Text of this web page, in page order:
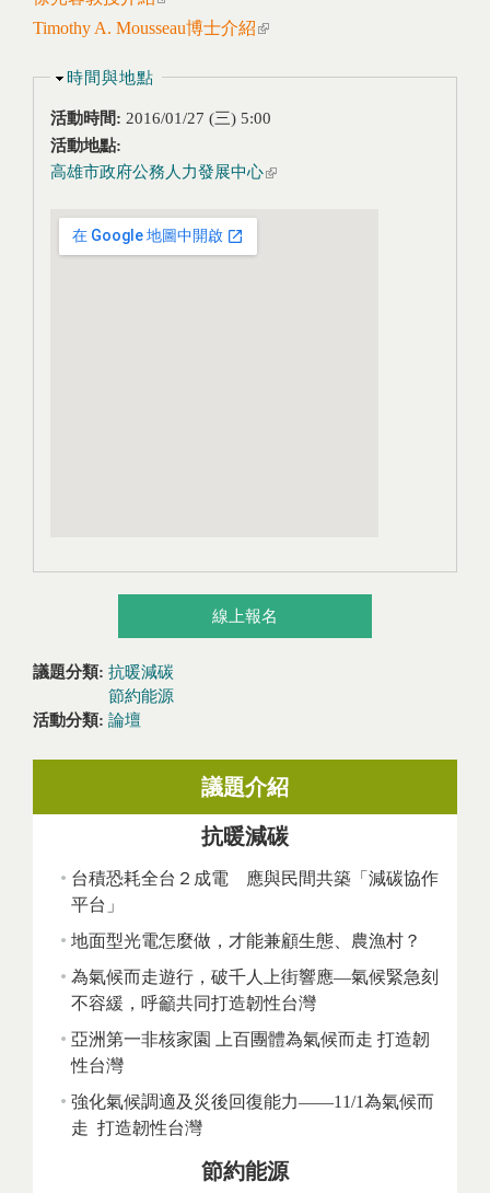
Timothy A. Mousseau博士介紹(link is external)
隱藏
時間與地點
活動時間: 2016/01/27 (三) 5:00
活動地點:
高雄市政府公務人力發展中心(link is external)
線上報名
議題分類: 抗暖減碳
節約能源
活動分類: 論壇
議題介紹
抗暖減碳
台積恐耗全台２成電 應與民間共築「減碳協作
平台」
地面型光電怎麼做，才能兼顧生態、農漁村？
為氣候而走遊行，破千人上街響應—氣候緊急刻
不容緩，呼籲共同打造韌性台灣
亞洲第一非核家園 上百團體為氣候而走 打造韌
性台灣
強化氣候調適及災後回復能力——11/1為氣候而
走 打造韌性台灣
節約能源